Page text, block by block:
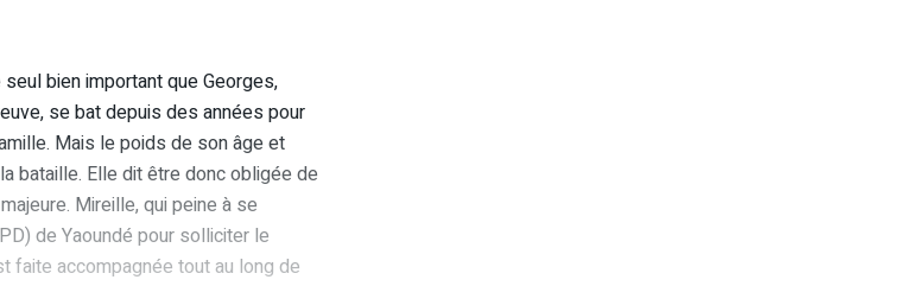
bien important que Georges,
se bat depuis des années pour
Mais le poids de son âge et
bataille. Elle dit être donc obligée de
Mireille, qui peine à se
de Yaoundé pour solliciter le
faite accompagnée tout au long de